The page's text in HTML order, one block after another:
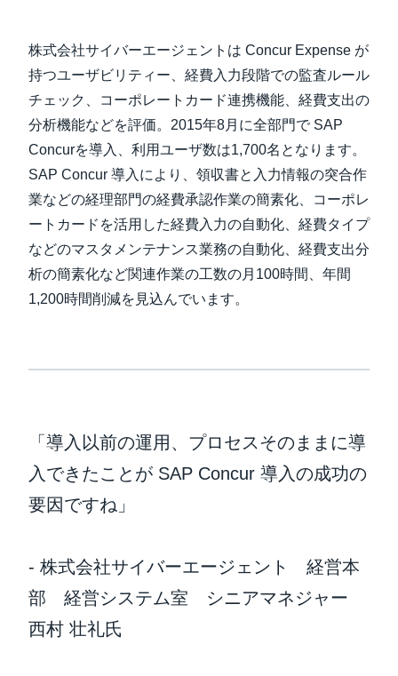
Belgium (English)
España (Español)
Norway (English)
株式会社サイバーエージェントは Concur Expense が
持つユーザビリティー、経費入力段階での監査ルール
チェック、コーポレートカード連携機能、経費支出の
分析機能などを評価。2015年8月に全部門で SAP
Concurを導入、利用ユーザ数は1,700名となります。
SAP Concur 導入により、領収書と入力情報の突合作
業などの経理部門の経費承認作業の簡素化、コーポレ
ートカードを活用した経費入力の自動化、経費タイプ
などのマスタメンテナンス業務の自動化、経費支出分
析の簡素化など関連作業の工数の月100時間、年間
1,200時間削減を見込んでいます。
「導入以前の運用、プロセスそのままに導
入できたことが SAP Concur 導入の成功の
要因ですね」
- 株式会社サイバーエージェント 経営本
部 経営システム室 シニアマネジャー
西村 壮礼氏